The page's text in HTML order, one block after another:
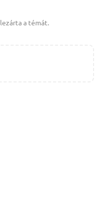
lezárta a témát.